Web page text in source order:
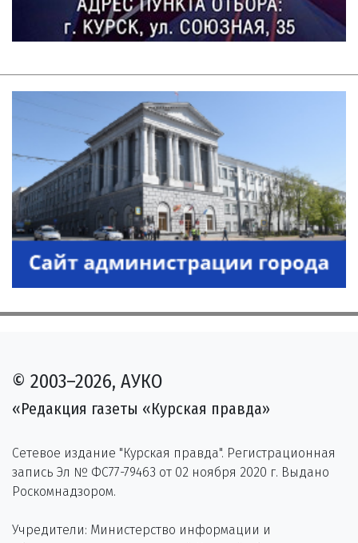
© 2003–2026, АУКО
«Редакция газеты «Курская правда»
Сетевое издание "Курская правда". Регистрационная
запись Эл № ФС77-79463 от 02 ноября 2020 г. Выдано
Роскомнадзором.
Учредители: Министерство информации и